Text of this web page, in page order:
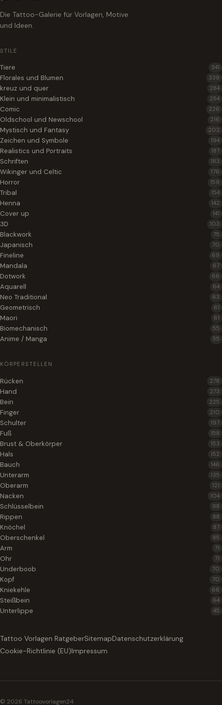
Die Tattoo-Galerie für Vorlagen, Motive
und Ideen.
STILE
Tiere 341
Florales und Blumen 339
kreuz und quer 284
Klein und minimalistisch 254
Comic 226
Oldschool und Newschool 216
Mystisch und Fantasy 202
Zeichen und Symbole 194
Realistics und Portraits 187
Schriften 183
Wikinger und Celtic 176
Horror 159
Tribal 154
Henna 142
Cover up 141
3D 103
Blackwork 75
Japanisch 70
Fineline 69
Mandala 67
Dotwork 66
Aquarell 64
Neo Traditional 63
Geometrisch 61
Maori 61
Biomechanisch 55
Anime / Manga 55
KÖRPERSTELLEN
Rücken 278
Hand 273
Bein 225
Finger 210
Schulter 197
Fuß 158
Brust & Oberkörper 153
Hals 152
Bauch 146
Unterarm 135
Oberarm 121
Nacken 104
Schlüsselbein 98
Rippen 88
Knöchel 87
Oberschenkel 85
Arm 71
Ohr 71
Underboob 70
Kopf 70
Kniekehle 66
Steißbein 64
Unterlippe 45
Tattoo Vorlagen RatgeberSitemapDatenschutzerklärung
Cookie-Richtlinie (EU)Impressum
© 2026 Tattoovorlagen24